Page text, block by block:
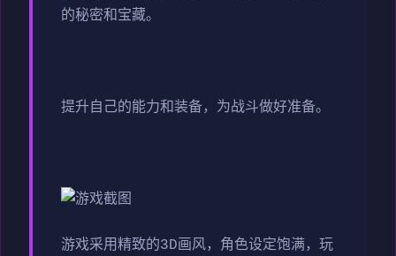
的秘密和宝藏。
提升自己的能力和装备，为战斗做好准备。
游戏采用精致的3D画风，角色设定饱满，玩